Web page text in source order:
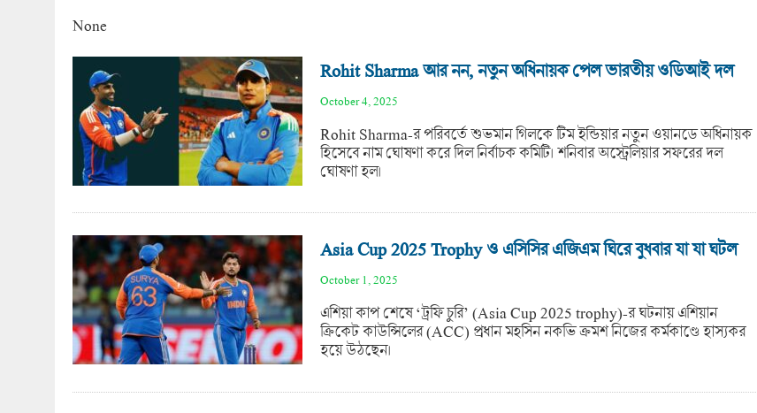
None
Rohit Sharma আর নন, নতুন অধিনায়ক পেল ভারতীয় ওডিআই দল
October 4, 2025
Rohit Sharma-র পরিবর্তে শুভমান গিলকে টিম ইন্ডিয়ার নতুন ওয়ানডে অধিনায়ক
হিসেবে নাম ঘোষণা করে দিল নির্বাচক কমিটি। শনিবার অস্ট্রেলিয়ার সফরের দল
ঘোষণা হল।
Asia Cup 2025 Trophy ও এসিসির এজিএম ঘিরে বুধবার যা যা ঘটল
October 1, 2025
এশিয়া কাপ শেষে ‘ট্রফি চুরি’ (Asia Cup 2025 trophy)-র ঘটনায় এশিয়ান
ক্রিকেট কাউন্সিলের (ACC) প্রধান মহসিন নকভি ক্রমশ নিজের কর্মকাণ্ডে হাস্যকর
হয়ে উঠছেন।